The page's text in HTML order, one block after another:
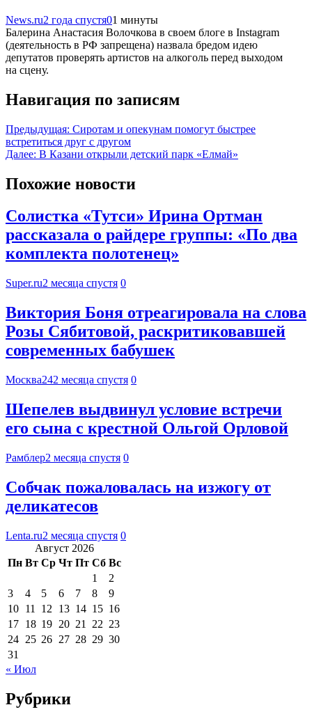
News.ru2 года спустя01 минуты
Балерина Анастасия Волочкова в своем блоге в Instagram
(деятельность в РФ запрещена) назвала бредом идею
депутатов проверять артистов на алкоголь перед выходом
на сцену.
Навигация по записям
Предыдущая: Сиротам и опекунам помогут быстрее
встретиться друг с другом
Далее: В Казани открыли детский парк «Елмай»
Похожие новости
Солистка «Тутси» Ирина Ортман
рассказала о райдере группы: «По два
комплекта полотенец»
Super.ru2 месяца спустя 0
Виктория Боня отреагировала на слова
Розы Сябитовой, раскритиковавшей
современных бабушек
Москва242 месяца спустя 0
Шепелев выдвинул условие встречи
его сына с крестной Ольгой Орловой
Рамблер2 месяца спустя 0
Собчак пожаловалась на изжогу от
деликатесов
Lenta.ru2 месяца спустя 0
Август 2026
Пн Вт Ср Чт Пт Сб Вс
1
2
3
4 5 6 7 8
9
10 11 12 13 14 15 16
17 18 19 20 21 22 23
24 25 26 27 28 29 30
31
« Июл
Рубрики